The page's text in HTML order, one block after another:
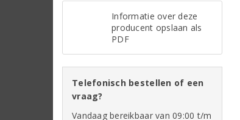
Informatie over deze
producent opslaan als
PDF
Telefonisch bestellen of een
vraag?
Vandaag bereikbaar van 09:00 t/m